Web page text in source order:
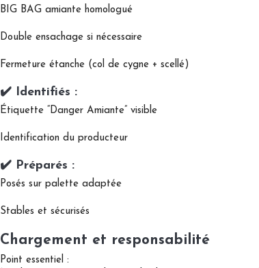
BIG BAG amiante homologué
Double ensachage si nécessaire
Fermeture étanche (col de cygne + scellé)
✔️ Identifiés :
Étiquette “Danger Amiante” visible
Identification du producteur
✔️ Préparés :
Posés sur palette adaptée
Stables et sécurisés
Chargement et responsabilité
Point essentiel :